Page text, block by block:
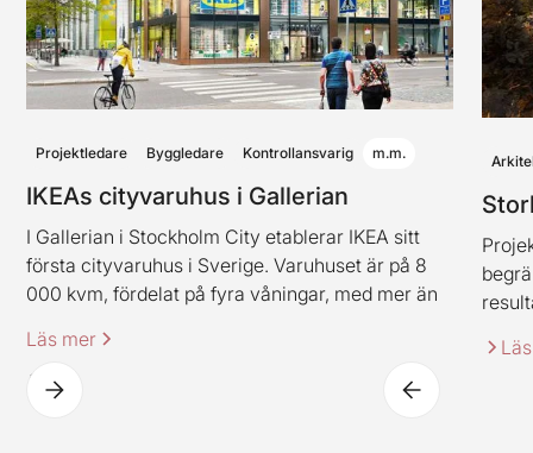
Projektledare Byggledare Kontrollansvarig m.m.
IKEAs cityvaruhus i Gallerian
I Gallerian i Stockholm City etablerar IKEA sitt
första cityvaruhus i Sverige. Varuhuset är på 8
000 kvm, fördelat på fyra våningar, med mer än
IKEAs klassiska restaurangkoncept (dock i en ny
spännande tappning).
Läs mer